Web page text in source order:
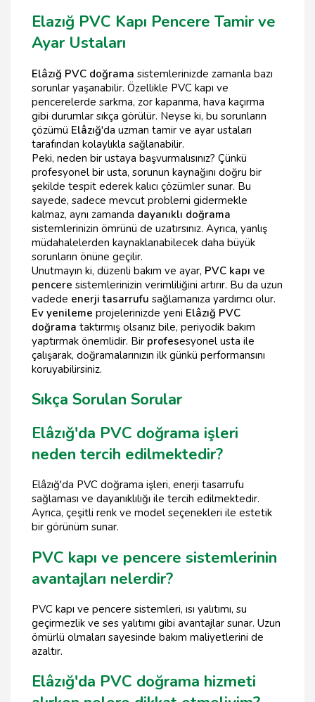
Elazığ PVC Kapı Pencere Tamir ve
Ayar Ustaları
Elâzığ PVC doğrama sistemlerinizde zamanla bazı
sorunlar yaşanabilir. Özellikle PVC kapı ve
pencerelerde sarkma, zor kapanma, hava kaçırma
gibi durumlar sıkça görülür. Neyse ki, bu sorunların
çözümü Elâzığ'da uzman tamir ve ayar ustaları
tarafından kolaylıkla sağlanabilir.
Peki, neden bir ustaya başvurmalısınız? Çünkü
profesyonel bir usta, sorunun kaynağını doğru bir
şekilde tespit ederek kalıcı çözümler sunar. Bu
sayede, sadece mevcut problemi gidermekle
kalmaz, aynı zamanda dayanıklı doğrama
sistemlerinizin ömrünü de uzatırsınız. Ayrıca, yanlış
müdahalelerden kaynaklanabilecek daha büyük
sorunların önüne geçilir.
Unutmayın ki, düzenli bakım ve ayar, PVC kapı ve
pencere sistemlerinizin verimliliğini artırır. Bu da uzun
vadede enerji tasarrufu sağlamanıza yardımcı olur.
Ev yenileme projelerinizde yeni Elâzığ PVC
doğrama taktırmış olsanız bile, periyodik bakım
yaptırmak önemlidir. Bir profesesyonel usta ile
çalışarak, doğramalarınızın ilk günkü performansını
koruyabilirsiniz.
Sıkça Sorulan Sorular
Elâzığ'da PVC doğrama işleri
neden tercih edilmektedir?
Elâzığ'da PVC doğrama işleri, enerji tasarrufu
sağlaması ve dayanıklılığı ile tercih edilmektedir.
Ayrıca, çeşitli renk ve model seçenekleri ile estetik
bir görünüm sunar.
PVC kapı ve pencere sistemlerinin
avantajları nelerdir?
PVC kapı ve pencere sistemleri, ısı yalıtımı, su
geçirmezlik ve ses yalıtımı gibi avantajlar sunar. Uzun
ömürlü olmaları sayesinde bakım maliyetlerini de
azaltır.
Elâzığ'da PVC doğrama hizmeti